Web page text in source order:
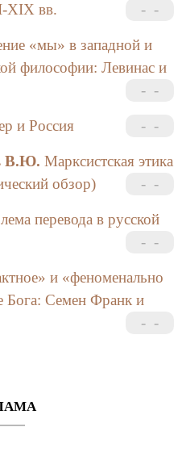
XIX вв.
«мы» в западной и
философии: Левинас и
и Россия
В.Ю. Марксистская этика
обзор)
перевода в русской
и «феноменально
Бога: Семен Франк и